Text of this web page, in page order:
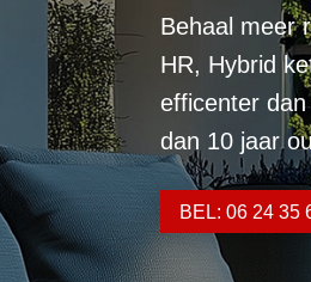
Behaal meer
HR, Hybrid
efficenter
dan 10 jaar
BEL: 06 24 35